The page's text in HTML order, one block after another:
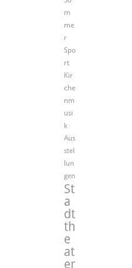
m
me
r
Spo
rt
Kir
che
nm
usi
k
Aus
stel
lun
gen
St
a
dt
th
e
at
er